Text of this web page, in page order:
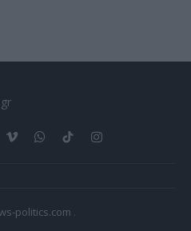
VimeoWhatsApp
TikTokInstagram
politics.com .